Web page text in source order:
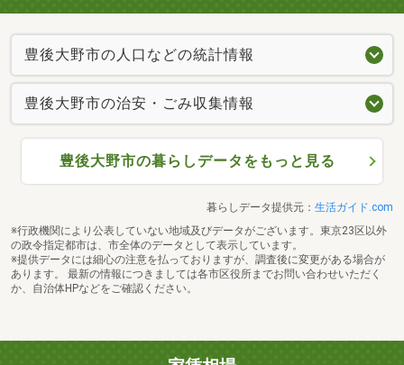
豊後大野市の人口などの統計情報
豊後大野市の治安・ごみ収集情報
豊後大野市の暮らしデータをもっと見る
暮らしデータ提供元： 生活ガイド.com
※行政機関により公表していない地域及びデータがございます。東京23区以外
の政令指定都市は、市全体のデータとして表示しています。
※提供データには細心の注意を払っておりますが、調査後に変更がある場合が
あります。 最新の情報につきましては各市区役所までお問い合わせいただく
か、自治体HPなどをご確認ください。